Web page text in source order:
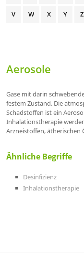
V W X Y Z
Aerosole
Gase mit darin
festem Zustand. Die
Schadstoffen ist ein
Inhalationstherapie
Arzneistoffen, ätherischen
Ähnliche Begriffe
Desinfizienz
Inhalationstherapie